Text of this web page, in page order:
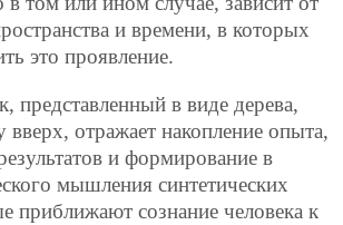
и времени, в которых
это проявление.
представленный в виде дерева,
вверх, отражает накопление опыта,
и формирование в
мышления синтетических
приближают сознание человека к